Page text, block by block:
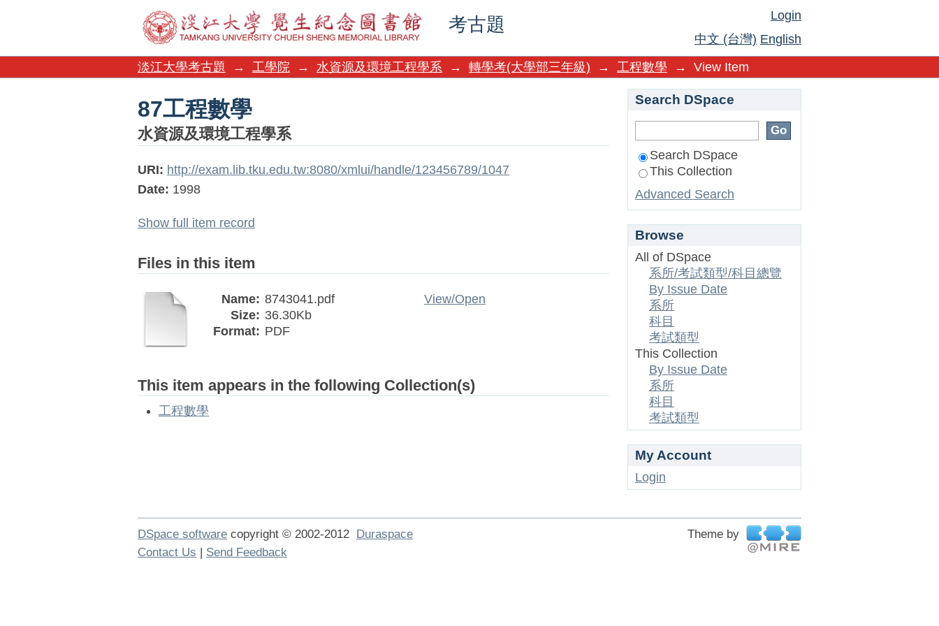
考古題
87工程數學
Login
中文 (台灣) English
淡江大學考古題
→ 工學院 → 水資源及環境工程學系 → 轉學考(大學部三年級) → 工程數學 → View Item
87工程數學
水資源及環境工程學系
URI: http://exam.lib.tku.edu.tw:8080/xmlui/handle/123456789/1047
Date: 1998
Show full item record
Files in this item
Name: 8743041.pdf
Size: 36.30Kb
Format: PDF
View/Open
This item appears in the following Collection(s)
工程數學
Search DSpace
Search DSpace
This Collection
Advanced Search
Browse
All of DSpace
系所/考試類型/科目總覽
By Issue Date
系所
科目
考試類型
This Collection
By Issue Date
系所
科目
考試類型
My Account
Login
DSpace software copyright © 2002-2012 Duraspace
Theme by
Contact Us | Send Feedback